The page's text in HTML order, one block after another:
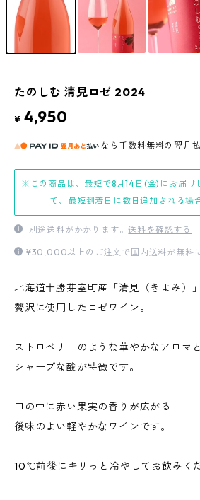
たのしむ 清見ロゼ 2024
¥ 4,950
なら 手数料無料の 翌月
※この商品は、最短で8月14日(金)にお届け
て、最短到着日に数日追加される場
別途送料がかかります。送料を確認する
¥30,000以上のご注文で国内送料が無料に
北海道十勝芽室町産「清見（きよみ）
贅沢に使用したロゼワイン。
ストロベリーのような華やかなアロマと
シャープな酸が特徴です。
口の中に赤い果実の香りが広がる
後味のよい軽やかなワインです。
10℃前後にキリっと冷やしてお飲みく